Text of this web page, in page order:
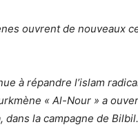
ouvrent de nouveaux
à répandre l’islam
« Al-Nour » a
dans la campagne de Bilbil.